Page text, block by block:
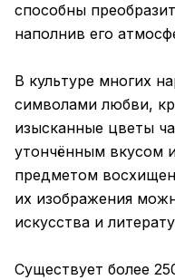
способны
наполнив его
В культуре многих
символами любви,
изысканные цветы
утончённым вкусом
предметом
их изображения
искусства и
Существует более